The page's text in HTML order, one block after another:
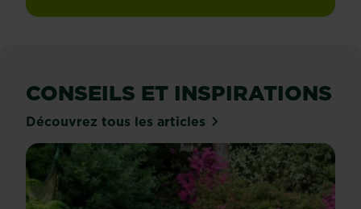
CONSEILS ET INSPIRATIONS
Découvrez tous les articles